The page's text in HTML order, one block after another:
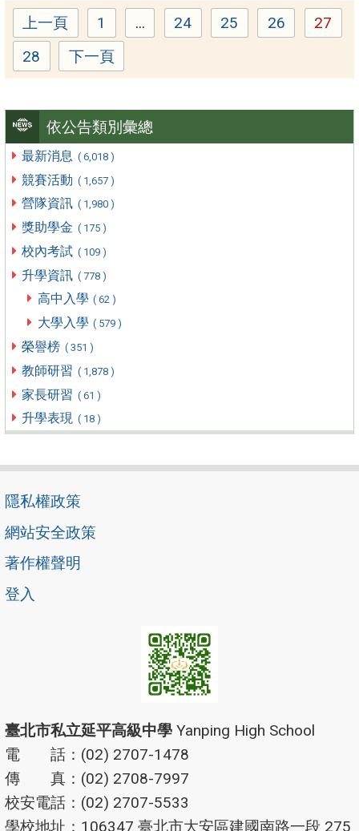
依公告類別彙總
最新消息 ( 6,018 )
競賽活動 ( 1,657 )
營隊資訊 ( 1,980 )
獎助學金 ( 175 )
校內考試 ( 109 )
升學資訊 ( 778 )
高中入學 ( 62 )
大學入學 ( 579 )
榮譽榜 ( 351 )
教師研習 ( 1,878 )
家長研習 ( 61 )
升學表現 ( 18 )
上一頁 Page
1 ... Page
24 Page
25 Page
26 Page
27
Page
28 下一頁
隱私權政策
網站安全政策
著作權聲明
登入
臺北市私立延平高級中學 Yanping High School
電 話：(02) 2707-1478
傳 真：(02) 2708-7997
校安電話：(02) 2707-5533
學校地址：106347 臺北市大安區建國南路一段 275